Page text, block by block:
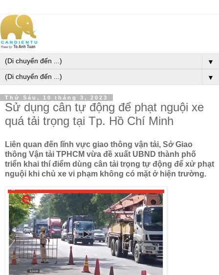
▼
▼
Thứ Sáu, 10 tháng 3, 2023
Sử dụng cân tự động để phạt nguội xe
quá tải trọng tại Tp. Hồ Chí Minh
Liên quan đến lĩnh vực giao thông vận tải, Sở Giao
thông Vận tải TPHCM vừa đề xuất UBND thành phố
triển khai thí điểm dùng cân tải trọng tự động để xử phạt
nguội khi chủ xe vi phạm không có mặt ở hiện trường.